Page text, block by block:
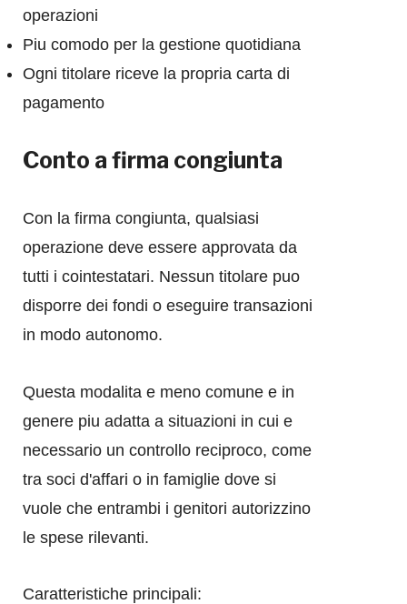
operazioni
Piu comodo per la gestione quotidiana
Ogni titolare riceve la propria carta di
pagamento
Conto a firma congiunta
Con la firma congiunta, qualsiasi
operazione deve essere approvata da
tutti i cointestatari. Nessun titolare puo
disporre dei fondi o eseguire transazioni
in modo autonomo.
Questa modalita e meno comune e in
genere piu adatta a situazioni in cui e
necessario un controllo reciproco, come
tra soci d'affari o in famiglie dove si
vuole che entrambi i genitori autorizzino
le spese rilevanti.
Caratteristiche principali: